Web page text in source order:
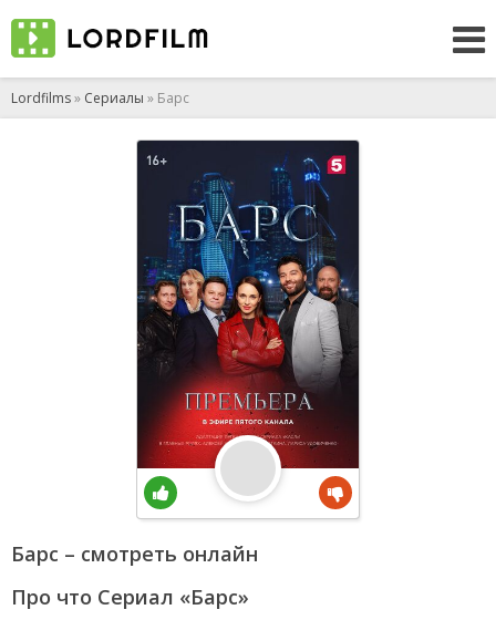
Lordfilms» Сериалы » Барс
Барс – смотреть онлайн
Про что Сериал «Барс»